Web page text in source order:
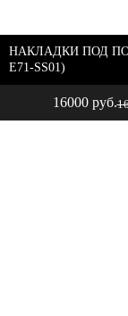
16000 руб.
НАКЛАДКИ ПОД
E71-SS01)